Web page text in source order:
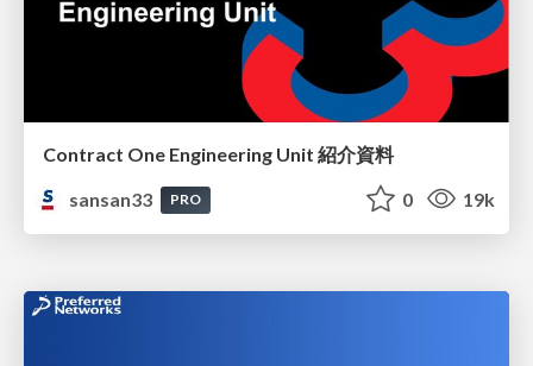
Contract One Engineering Unit 紹介資料
sansan33
PRO 0 19k